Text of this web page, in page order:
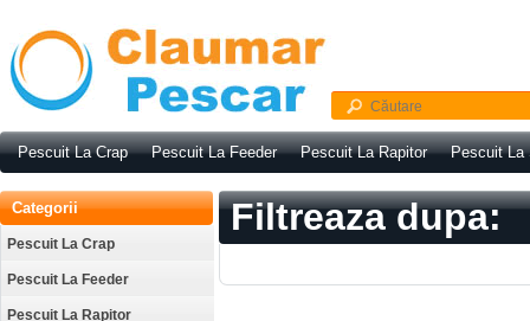
Pescuit La Crap Pescuit La Feeder Pescuit La Rapitor Pescuit La
Categorii
Pescuit La Crap
Pescuit La Feeder
Pescuit La Rapitor
Filtreaza dupa: